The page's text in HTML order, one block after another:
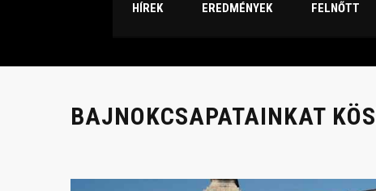
HÍREK EREDMÉNYEK FELNŐTT
BAJNOKCSAPATAINKAT